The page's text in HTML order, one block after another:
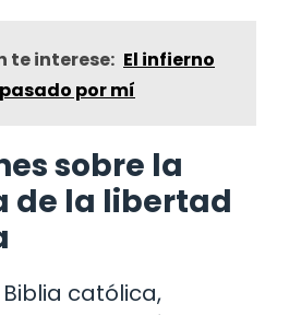
te interese: El infierno
por mí
sobre la
de la libertad
católica,